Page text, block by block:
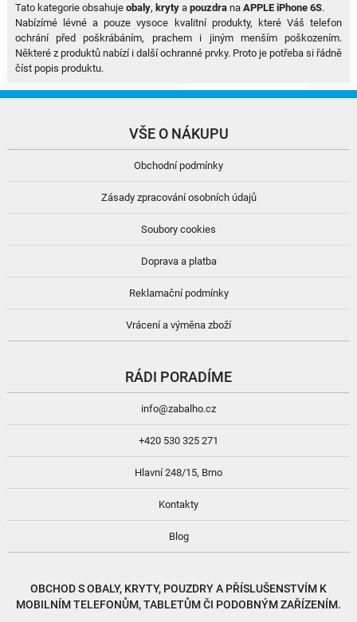
Tato kategorie obsahuje obaly, krytya pouzdrana APPLE iPhone 6S.
Nabízímé lévné a pouze vysoce kvalitní produkty, které Váš telefon
ochrání před poškrábáním, prachem i jiným menším poškozením.
Některé z produktů nabízí i další ochranné prvky. Proto je potřeba si řádně
číst popis produktu.
VŠE O NÁKUPU
Obchodní podmínky
Zásady zpracování osobních údajů
Soubory cookies
Doprava a platba
Reklamační podmínky
Vrácení a výměna zboží
RÁDI PORADÍME
info@zabalho.cz
+420 530 325 271
Hlavní 248/15, Brno
Kontakty
Blog
OBCHOD SOBALY, KRYTY, POUZDRYA PŘÍSLUŠENSTVÍM K
MOBILNÍM TELEFONŮM, TABLETŮM ČI PODOBNÝM ZAŘÍZENÍM.